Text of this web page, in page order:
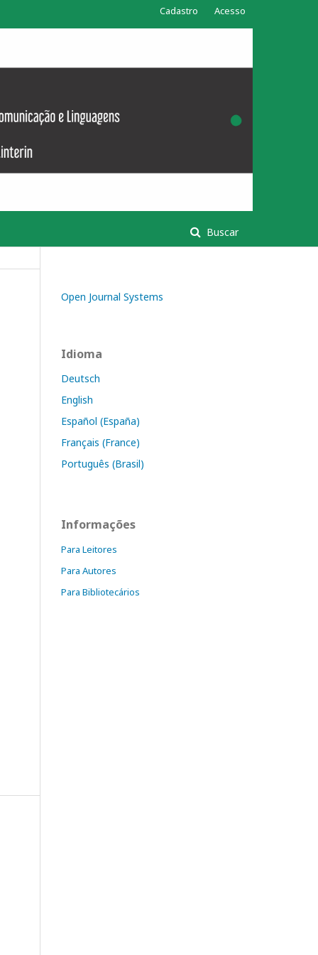
Buscar
Cadastro Acesso
Open Journal Systems
Idioma
Deutsch
English
Español (España)
Français (France)
Português (Brasil)
Informações
Para Leitores
Para Autores
Para Bibliotecários